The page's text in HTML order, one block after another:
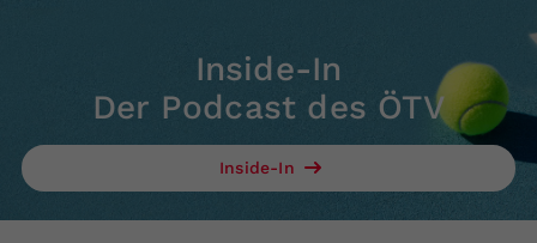
Inside-In
Der Podcast des ÖTV
Inside-In